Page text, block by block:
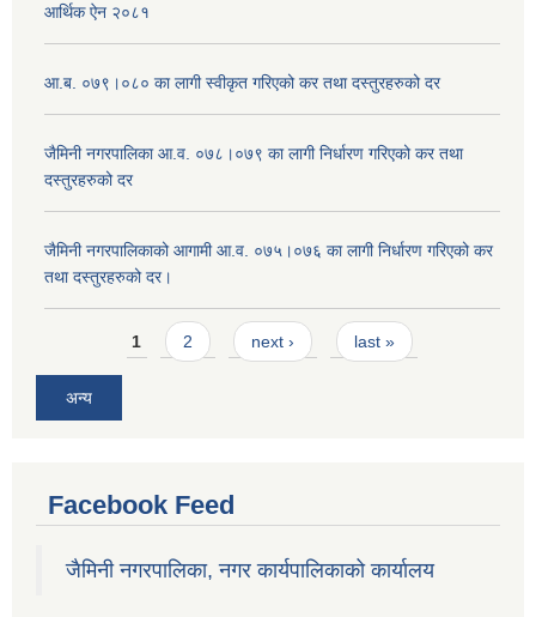
आर्थिक ऐन २०८१
आ.ब. ०७९।०८० का लागी स्वीकृत गरिएको कर तथा दस्तुरहरुको दर
जैमिनी नगरपालिका आ.व. ०७८।०७९ का लागी निर्धारण गरिएको कर तथा
दस्तुरहरुको दर
जैमिनी नगरपालिकाको आगामी आ.व. ०७५।०७६ का लागी निर्धारण गरिएको कर
तथा दस्तुरहरुको दर।
Pages1 2 next › last »
अन्य
Facebook Feed
जैमिनी नगरपालिका, नगर कार्यपालिकाको कार्यालय